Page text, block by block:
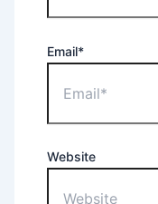
Email*
Website